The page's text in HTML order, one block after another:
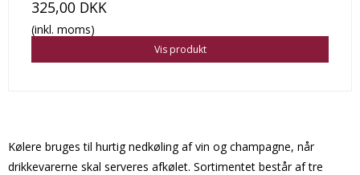
325,00 DKK
(inkl. moms)
Vis produkt
Kølere bruges til hurtig nedkøling af vin og champagne, når
drikkevarerne skal serveres afkølet. Sortimentet består af tre